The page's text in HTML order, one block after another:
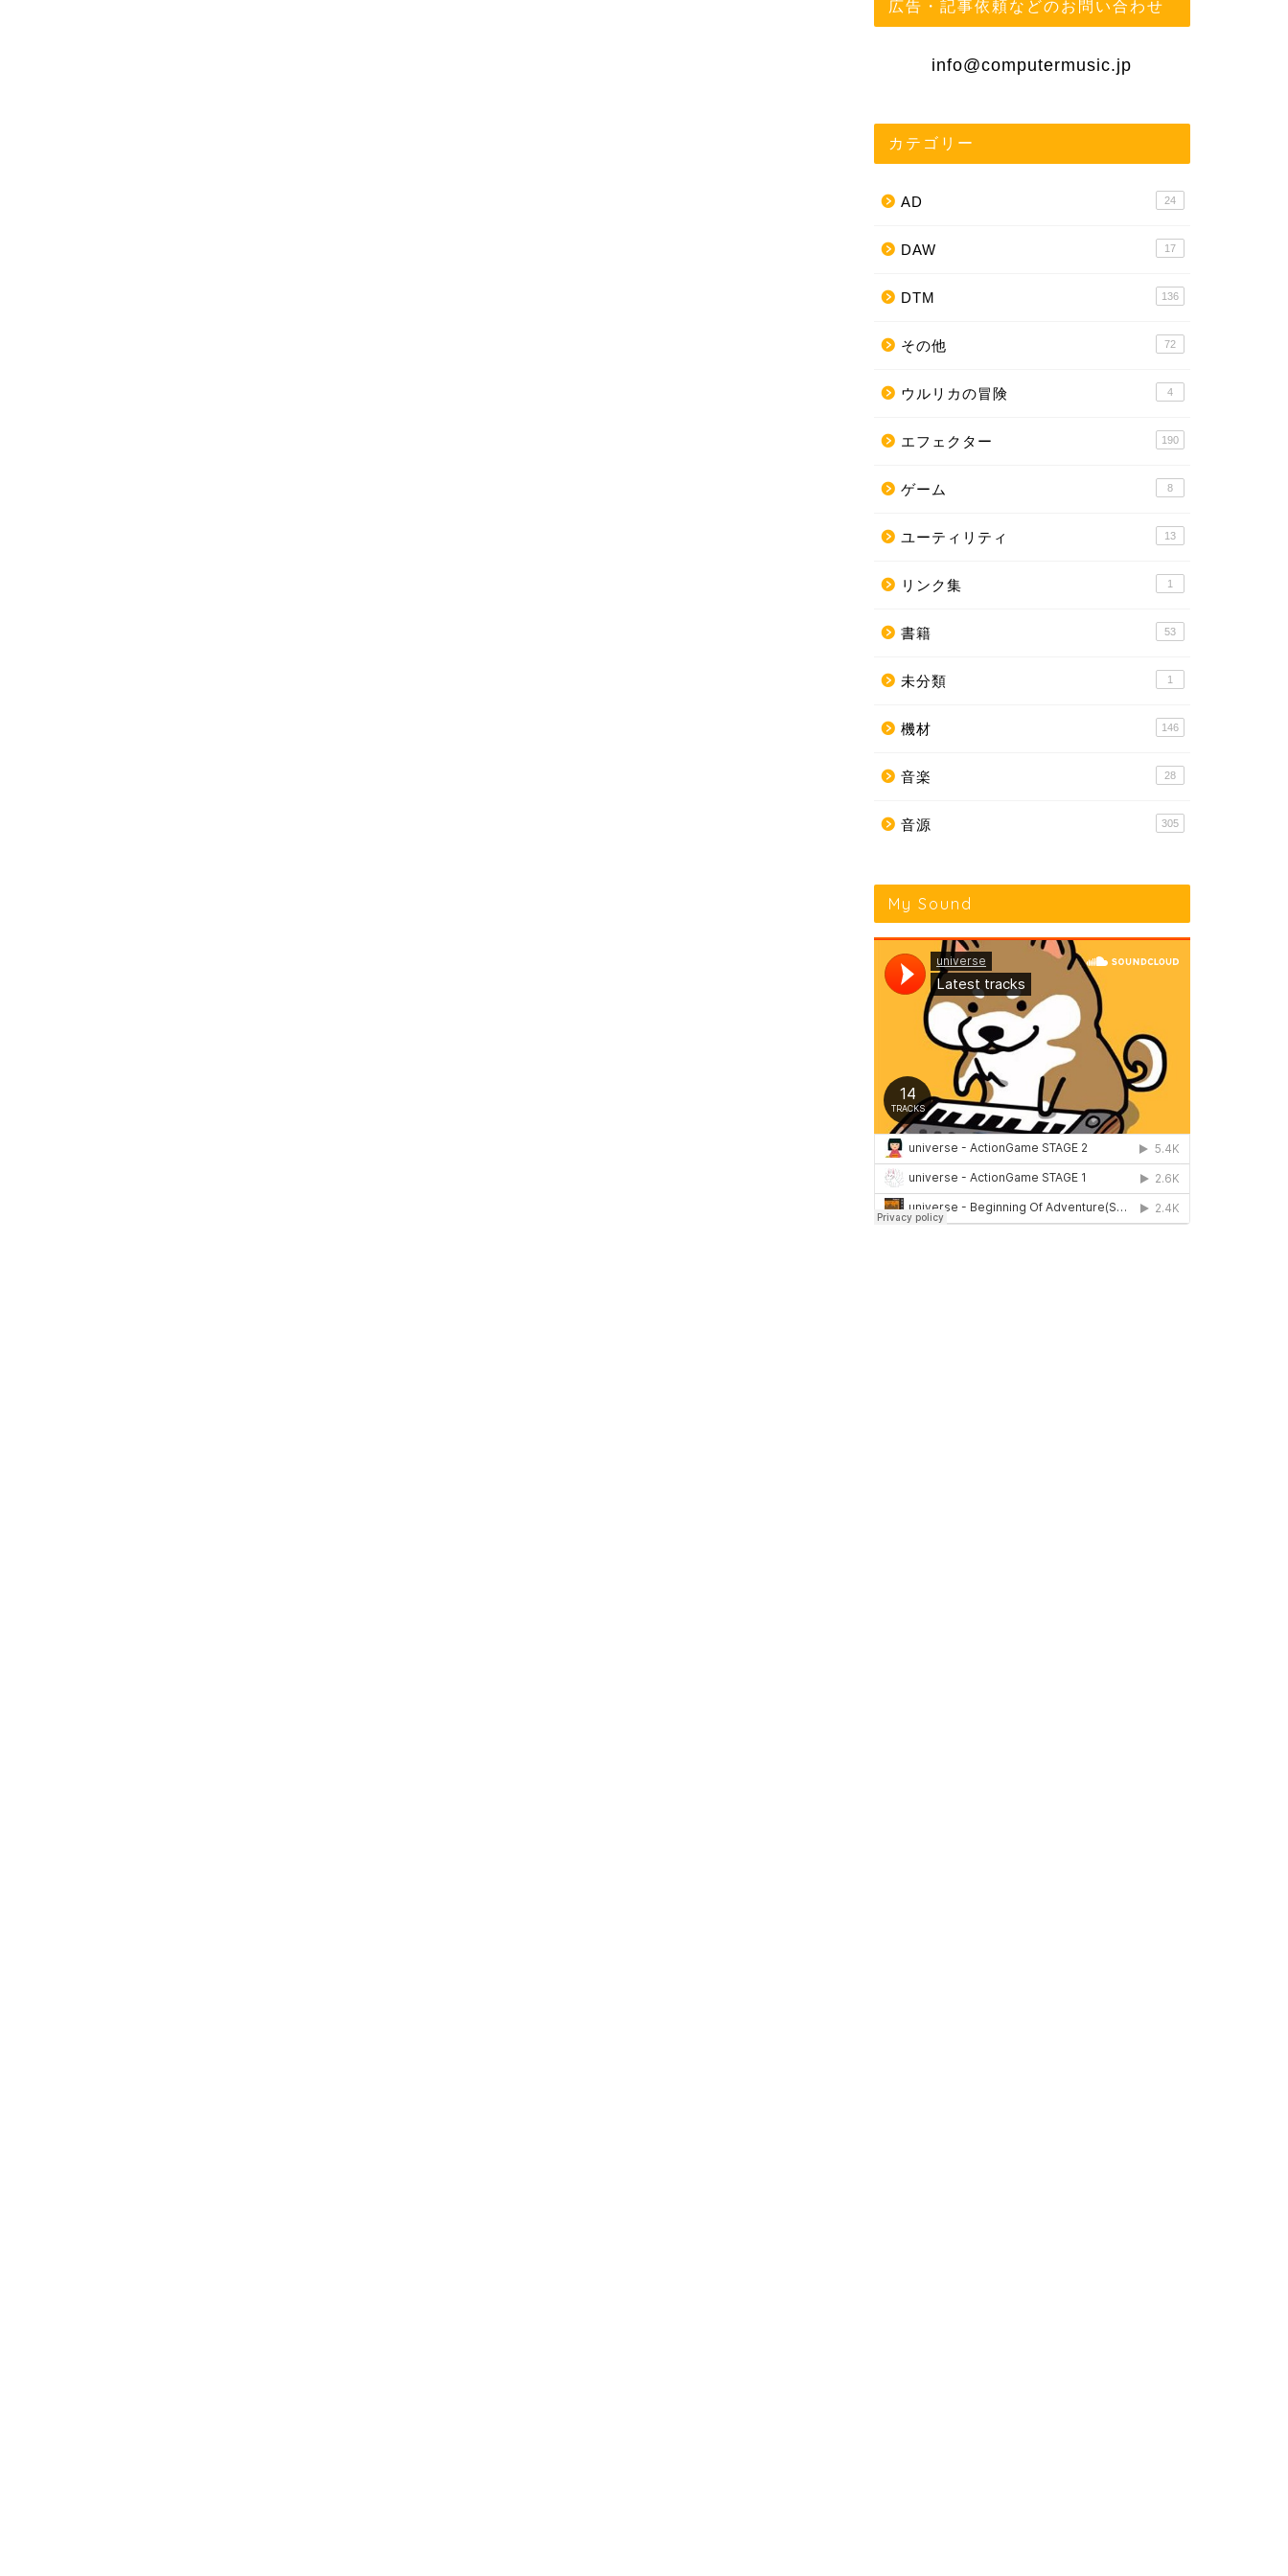
広告・記事依頼などのお問い合わせ
info@computermusic.jp
カテゴリー
AD 24
DAW 17
DTM 136
その他 72
ウルリカの冒険 4
エフェクター 190
ゲーム 8
ユーティリティ 13
リンク集 1
書籍 53
未分類 1
機材 146
音楽 28
音源 305
My Sound